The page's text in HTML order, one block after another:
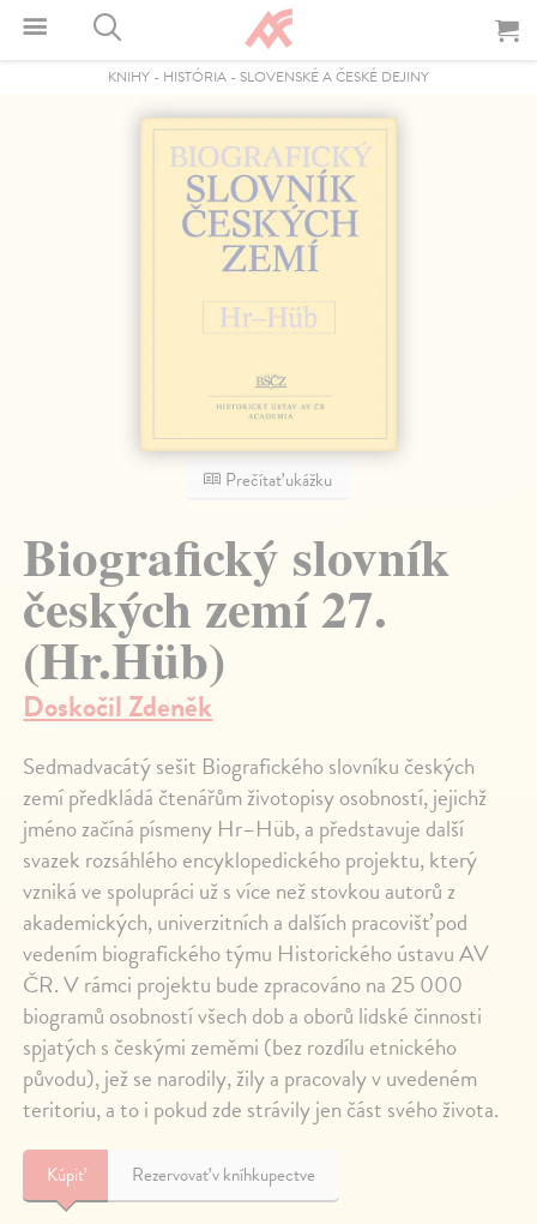
KNIHY - HISTÓRIA - SLOVENSKÉ A ČESKÉ DEJINY
Prečítať ukážku
Biografický slovník
českých zemí 27.
(Hr.Hüb)
Doskočil Zdeněk
Sedmadvacátý sešit Biografického slovníku českých
zemí předkládá čtenářům životopisy osobností, jejichž
jméno začíná písmeny Hr–Hüb, a představuje další
svazek rozsáhlého encyklopedického projektu, který
vzniká ve spolupráci už s více než stovkou autorů z
akademických, univerzitních a dalších pracovišť pod
vedením biografického týmu Historického ústavu AV
ČR. V rámci projektu bude zpracováno na 25 000
biogramů osobností všech dob a oborů lidské činnosti
spjatých s českými zeměmi (bez rozdílu etnického
původu), jež se narodily, žily a pracovaly v uvedeném
teritoriu, a to i pokud zde strávily jen část svého života.
Kúpiť Rezervovať v kníhkupectve